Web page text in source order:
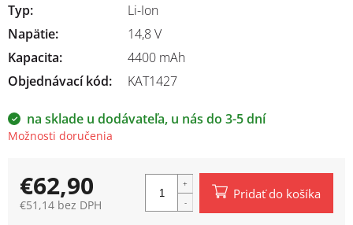
na sklade u dodávateľa, u nás do 3-5 dní
Možnosti doručenia
Typ:
Li-Ion
Napätie:
14,8 V
Kapacita:
4400 mAh
Objednávací kód:
KAT1427
€62,90
€51,14 bez DPH
Pridať do košíka